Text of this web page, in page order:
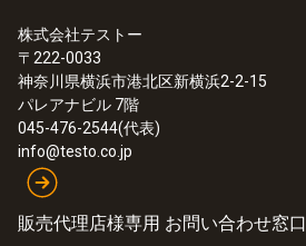
株式会社テストー
〒222-0033
神奈川県横浜市港北区新横浜2-2-15
パレアナビル 7階
045-476-2544(代表)
info@testo.co.jp
販売代理店様専用 お問い合わせ窓口